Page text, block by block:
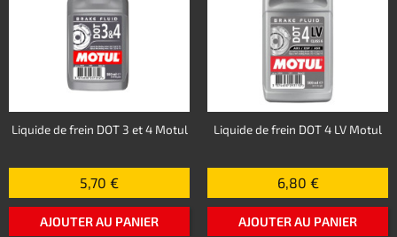
Liquide de frein DOT 3 et 4 Motul
5,70 €
AJOUTER AU PANIER
Liquide de frein DOT 4 LV Motul
6,80 €
AJOUTER AU PANIER